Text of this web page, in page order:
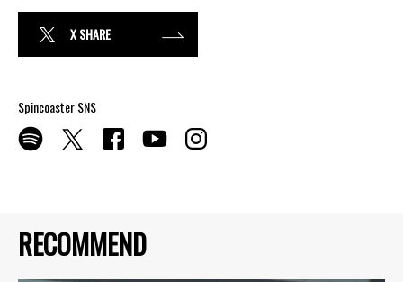
RECOMMEND
X SHARE
Spincoaster SNS